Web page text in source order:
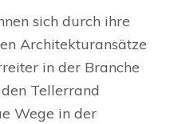
sich durch ihre
Architekturansätze
in der Branche
Tellerrand
Wege in der